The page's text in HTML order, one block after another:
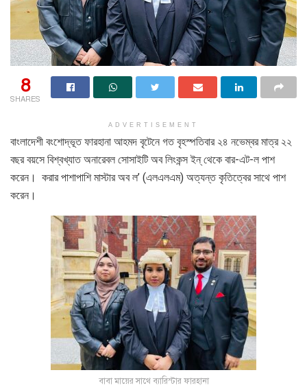
8
SHARES
ADVERTISEMENT
বাংলাদেশী বংশোদ্ভূত ফারহানা আহমদ বৃটেনে গত বৃহস্পতিবার ২৪ নভেম্বর মাত্র ২২
বছর বয়সে বিশ্বখ্যাত অনারেবল সোসাইটি অব লিংকন্স ইন্ থেকে বার-এট-ল পাশ
করেন। করার পাশাপাশি মাস্টার অব ল’ (এলএলএম) অত্যন্ত কৃতিত্বের সাথে পাশ
করেন।
বাবা মায়ের সাথে ব্যারিস্টার ফারহানা